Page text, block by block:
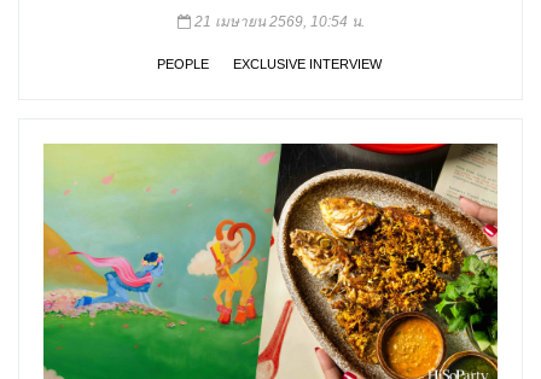
21 เมษายน 2569, 10:54 น.
PEOPLE EXCLUSIVE INTERVIEW